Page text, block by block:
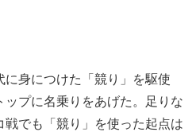
身につけた「競り」を駆使
ップに名乗りをあげた。足りな
でも「競り」を使った起点は